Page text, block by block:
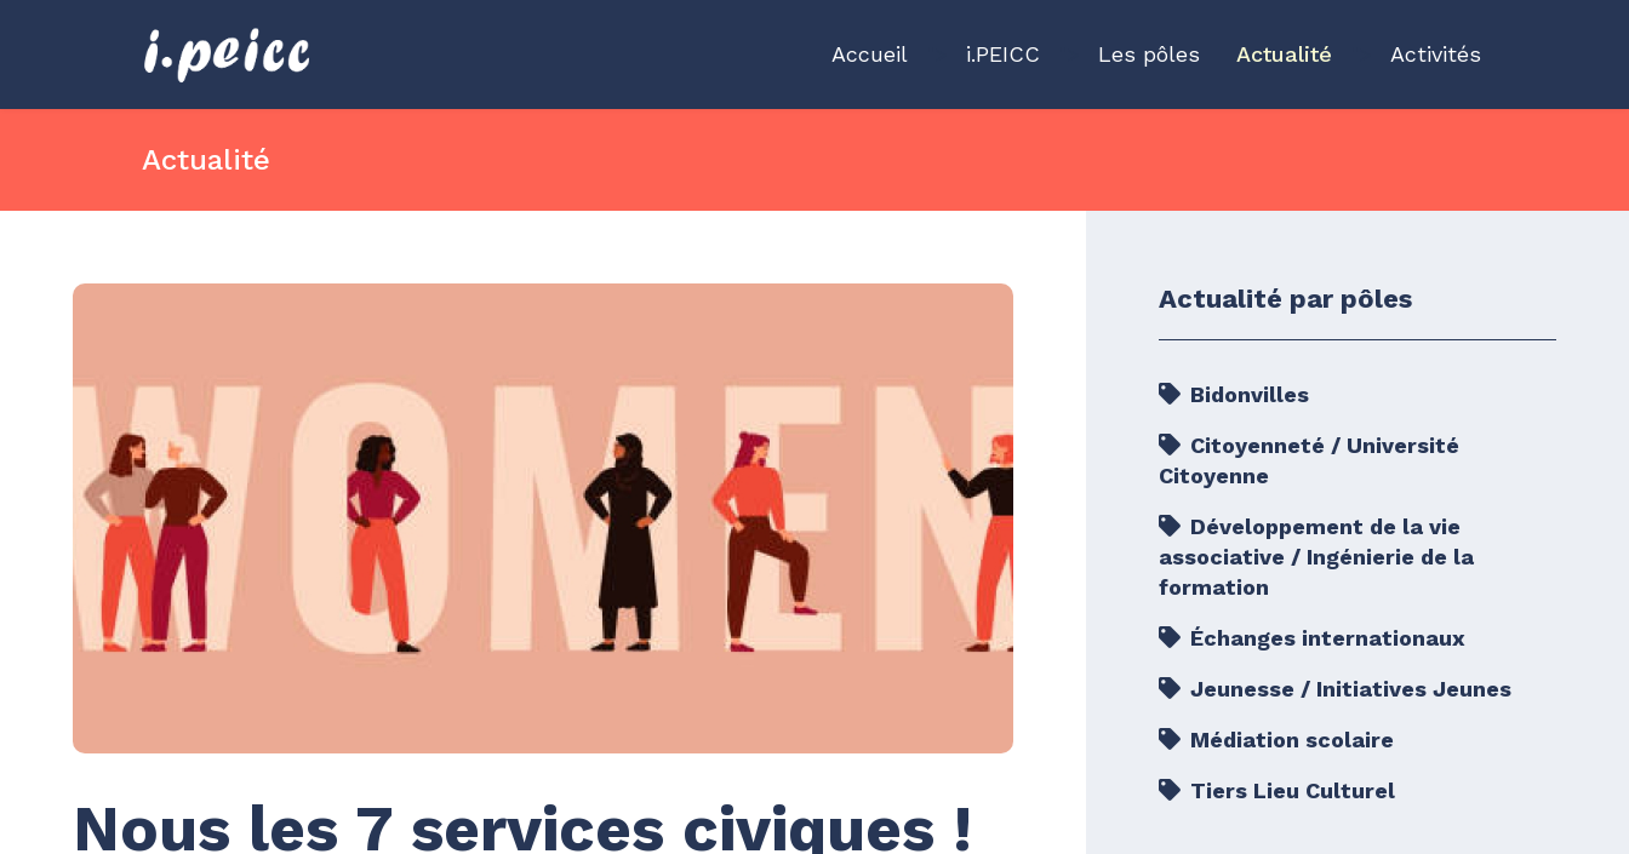
Accueil i.PEICC Les pôles Actualité Activités
Actualité
Nous les 7 services civiques !
Actualité par pôles
Bidonvilles
Citoyenneté / Université
Citoyenne
Développement de la vie
associative / Ingénierie de la
formation
Échanges internationaux
Jeunesse / Initiatives Jeunes
Médiation scolaire
Tiers Lieu Culturel